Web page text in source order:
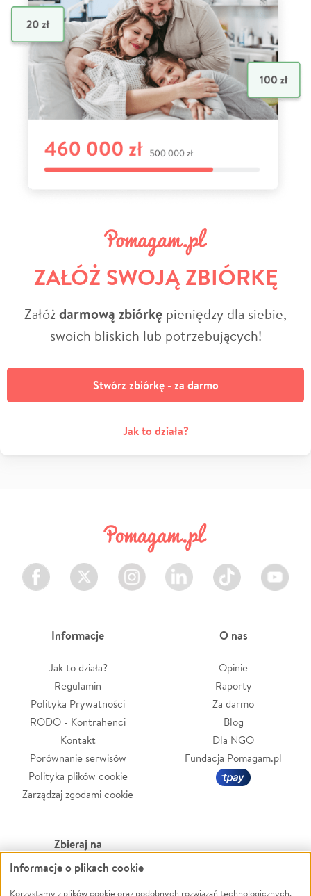
ZAŁÓŻ SWOJĄ ZBIÓRKĘ
Załóżdarmową zbiórkę pieniędzy dla siebie,
swoich bliskich lub potrzebujących!
Stwórz zbiórkę - za darmo
Jak to działa?
Facebook Twitter Instagram LinkedIn TikTok Youtube
Informacje
Jak to działa?
Regulamin
Polityka Prywatności
RODO - Kontrahenci
Kontakt
Porównanie serwisów
Polityka plików cookie
Zarządzaj zgodami cookie
O nas
Opinie
Raporty
Za darmo
Blog
Dla NGO
Fundacja Pomagam.pl
Zbieraj na
Leczenie
Informacje o plikach cookie